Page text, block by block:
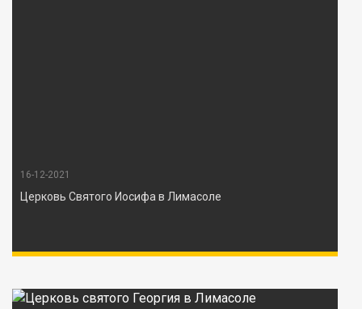
16-12-2021
Церковь Святого Иосифа в Лимасоле